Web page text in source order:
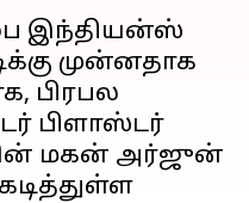
இந்தியன்ஸ்
முன்னதாக
பிரபல
பிளாஸ்டர்
மகன் அர்ஜுன்